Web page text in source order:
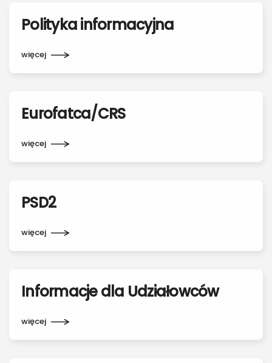
Polityka informacyjna
więcej
Eurofatca/CRS
więcej
PSD2
więcej
Informacje dla Udziałowców
więcej